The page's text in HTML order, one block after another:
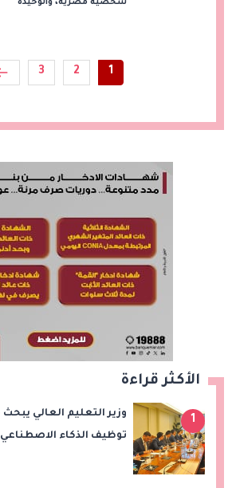
شخصية مصرية، والوحيدة
1
2
3
الأكثر قراءة
1
وزير التعليم العالي
توظيف الذكاء الاصطناعي